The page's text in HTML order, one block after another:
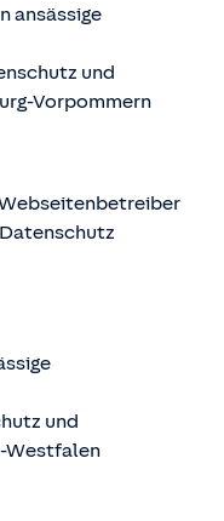
ansässige
und
Vorpommern
und
Westfalen